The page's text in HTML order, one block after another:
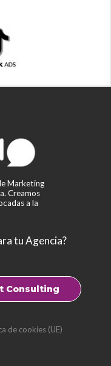
Marketing
Creamos
a la
tu Agencia?
Consulting
de cookies (UE)